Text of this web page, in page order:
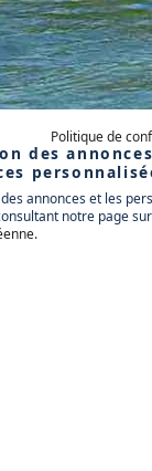
Politique de
des
annonces et les
notre page
.